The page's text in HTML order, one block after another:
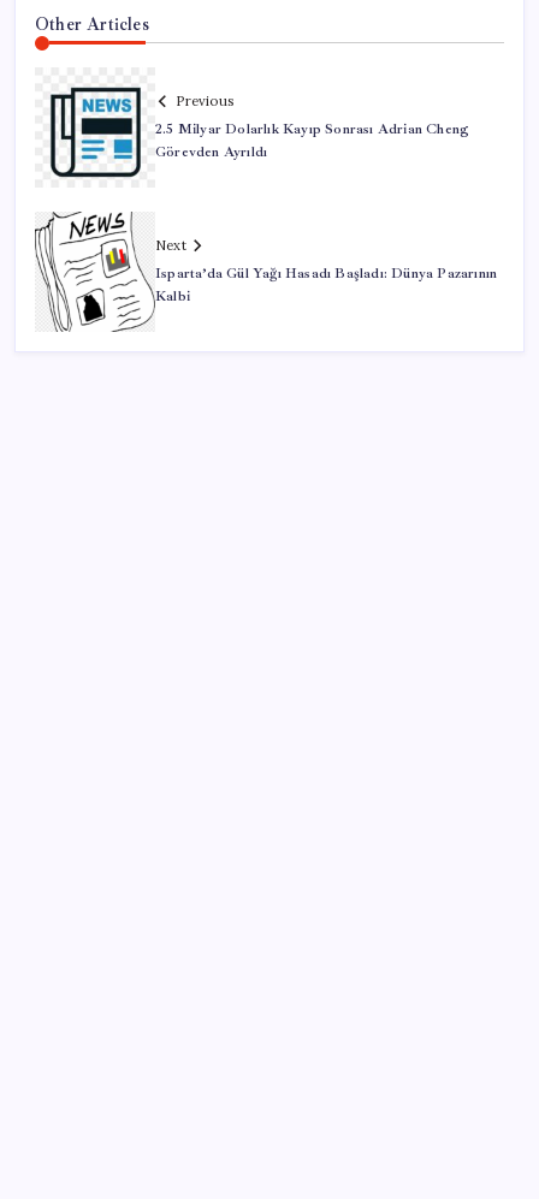
Other Articles
Previous
2.5 Milyar Dolarlık Kayıp Sonrası Adrian Cheng
Görevden Ayrıldı
Next
Isparta’da Gül Yağı Hasadı Başladı: Dünya Pazarının
Kalbi